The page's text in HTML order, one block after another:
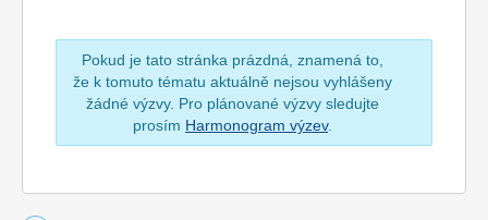
Pokud je tato stránka prázdná, znamená to,
že k tomuto tématu aktuálně nejsou vyhlášeny
žádné výzvy. Pro plánované výzvy sledujte
prosím Harmonogram výzev.